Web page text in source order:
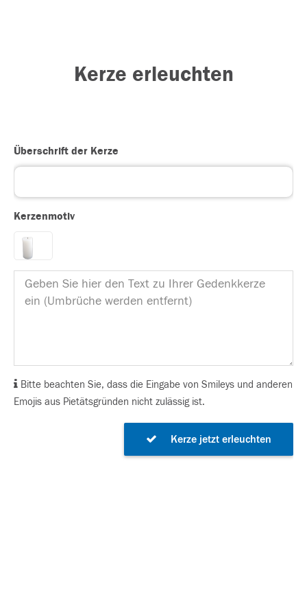
Kerze erleuchten
Überschrift der Kerze
Kerzenmotiv
Bitte beachten Sie, dass die Eingabe von Smileys und anderen
Emojis aus Pietätsgründen nicht zulässig ist.
Kerze jetzt erleuchten